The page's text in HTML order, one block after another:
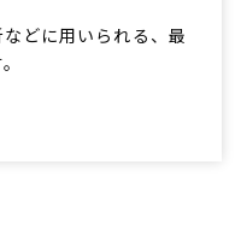
どに用いられる、最